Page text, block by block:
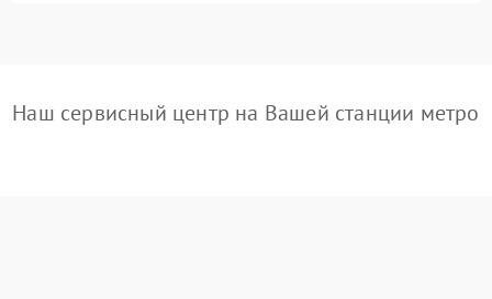
Наш сервисный центр на Вашей станции метро